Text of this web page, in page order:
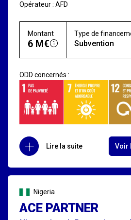
Opérateur : AFD
Montant
6 M€
Type de
Subvention
ODD concernés :
Lire la suite Voir
Nigeria
ACE PARTNER